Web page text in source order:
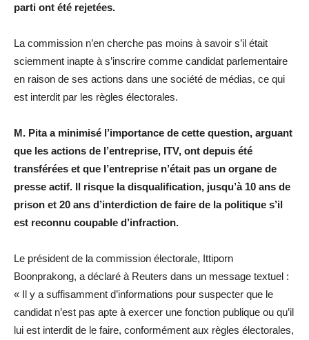
parti ont été rejetées.
La commission n’en cherche pas moins à savoir s’il était
sciemment inapte à s’inscrire comme candidat parlementaire
en raison de ses actions dans une société de médias, ce qui
est interdit par les règles électorales.
M. Pita a minimisé l’importance de cette question, arguant
que les actions de l’entreprise, ITV, ont depuis été
transférées et que l’entreprise n’était pas un organe de
presse actif. Il risque la disqualification, jusqu’à 10 ans de
prison et 20 ans d’interdiction de faire de la politique s’il
est reconnu coupable d’infraction.
Le président de la commission électorale, Ittiporn
Boonprakong, a déclaré à Reuters dans un message textuel :
« Il y a suffisamment d’informations pour suspecter que le
candidat n’est pas apte à exercer une fonction publique ou qu’il
lui est interdit de le faire, conformément aux règles électorales,